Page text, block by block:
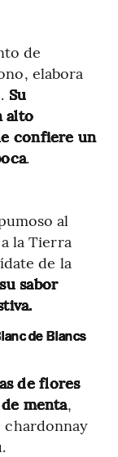
de
elabora
Su
alto
confiere un
.
al
la Tierra
de la
sabor
de Blancs
de flores
menta,
chardonnay